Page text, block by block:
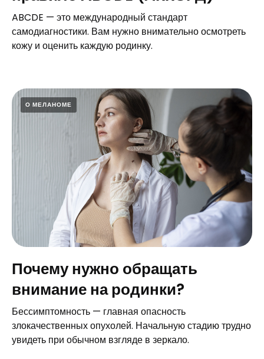
ABCDE — это международный стандарт
самодиагностики. Вам нужно внимательно осмотреть
кожу и оценить каждую родинку.
О МЕЛАНОМЕ
Почему нужно обращать
внимание на родинки?
Бессимптомность — главная опасность
злокачественных опухолей. Начальную стадию трудно
увидеть при обычном взгляде в зеркало.